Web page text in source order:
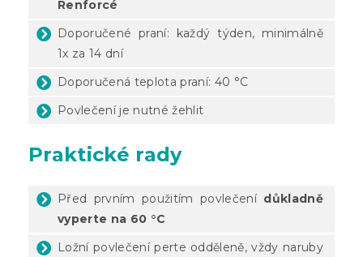
Renforcé
Doporučené praní: každý týden, minimálně
1x za 14 dní
Doporučená teplota praní: 40 °C
Povlečení je nutné žehlit
Praktické rady
Před prvním použitím povlečení důkladně
vyperte na 60 °C
Ložní povlečení perte odděleně, vždy naruby